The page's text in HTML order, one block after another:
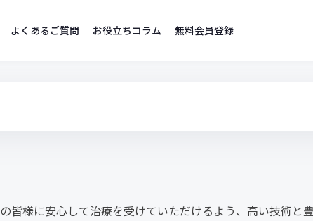
よくあるご質問 お役立ちコラム 無料会員登録
様に安心して治療を受けていただけるよう、高い技術と